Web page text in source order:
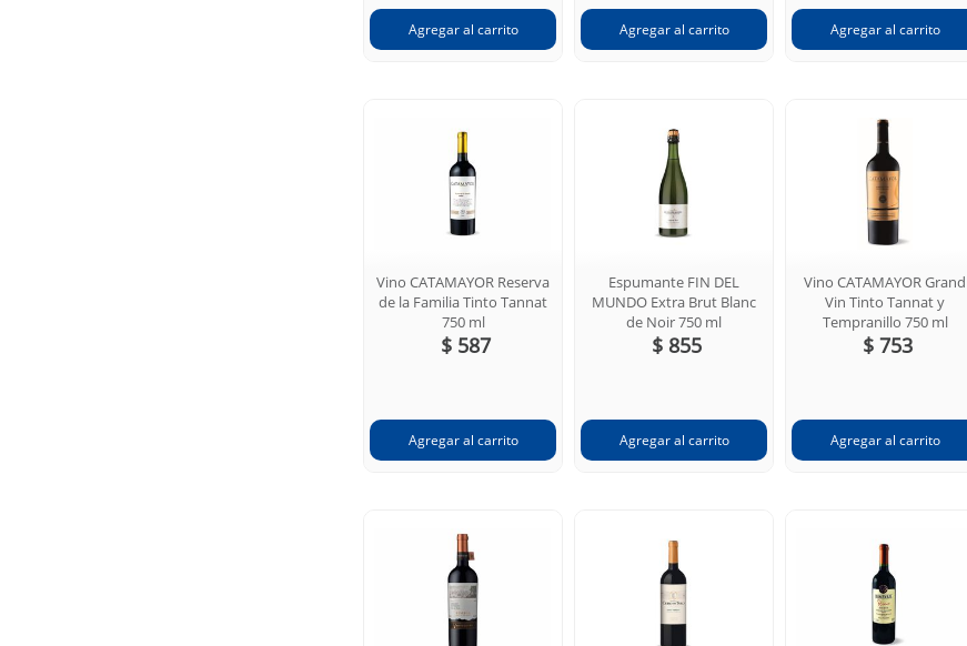
Vino CATAMAYOR Reserva
de la Familia Tinto Tannat
750 ml
$ 587
Espumante FIN DEL
MUNDO Extra Brut Blanc
de Noir 750 ml
$ 855
Vino CATAMAYOR Grand
Vin Tinto Tannat y
Tempranillo 750 ml
$ 753